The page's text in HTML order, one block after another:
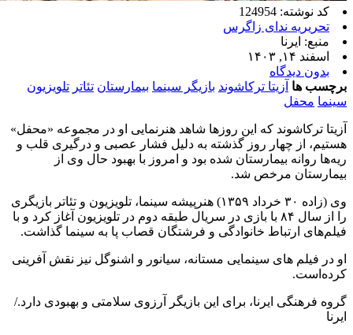
کد نوشته: 124954
تحریریه ندای زاگرس
منبع: ایرنا
اسفند ۱۴, ۱۴۰۳
بدون دیدگاه
برچسب ها آزیتا ترکاشوند بازیگر سینما بیمارستان تئاتر تلویزیون
سینما محفل
آزیتا ترکاشوند که این روزها شاهد هنرنمایی او در مجموعه «محفل»
هستیم، از چهار روز گذشته به دلیل فشار عصبی و درگیری قلب و
ریه‌ها روانه بیمارستان شده بود و امروز با بهبود حال وی از
بیمارستان مرخص شد.
وی (زاده ۳۰ خرداد ۱۳۵۹) هنرپیشه سینما، تلویزیون و تئاتر بازیگری
را از سال ۸۴ با بازی در سریال طبقه دوم در تلویزیون آغاز کرد و با
فیلم‌های ارتباط خانوادگی و فرشتگان قصاب پا به سینما گذاشت.
او در فیلم های سینمایی مستانه، سیانور و اشنوگل نیز نقش آفرینی
کرده‌است.
گروه فرهنگی ایرنا، برای این بازیگر آرزوی سلامتی و بهبودی دارد./
ایرنا